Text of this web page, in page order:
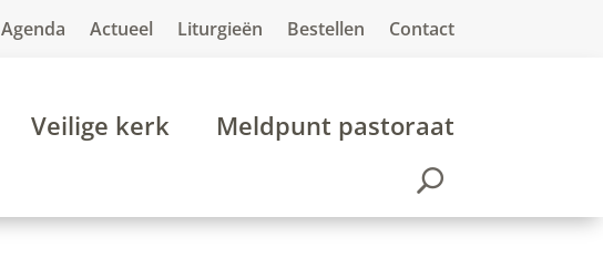
Agenda Actueel Liturgieën Bestellen Contact
Veilige kerk Meldpunt pastoraat